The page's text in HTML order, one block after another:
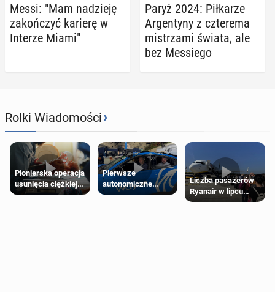
Messi: "Mam na­dzie­ję
za­koń­czyć karierę w
Interze Miami"
Paryż 2024: Pił­ka­rze
Ar­gen­ty­ny z czte­re­ma
mi­strza­mi świata, ale
bez Mes­sie­go
Rolki Wiadomości›
Pionierska operacja
usunięcia ciężkiej
wady wrodzonej
Pierwsze
autonomiczne
Ubery pojawią się
Liczba pasażerów
Ryanair w lipcu
pobiła rekord